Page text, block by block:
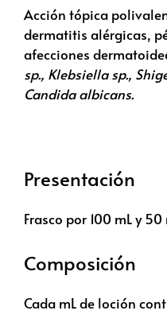
Acción tópica
dermatitis alérgicas,
afecciones
sp., Klebsiella sp.,
Candida albicans.
Presentación
Frasco por 100 mL y 50
Composición
Cada mL de loción